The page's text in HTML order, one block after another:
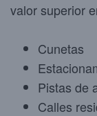
valor superior
Cunetas
Pistas de
Calles